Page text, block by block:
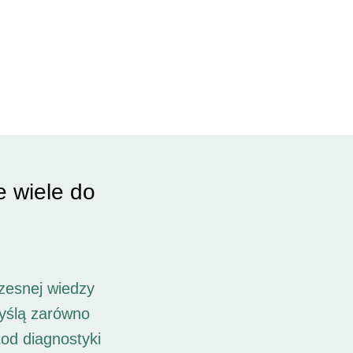
wiele do
wiedzy
zarówno
diagnostyki